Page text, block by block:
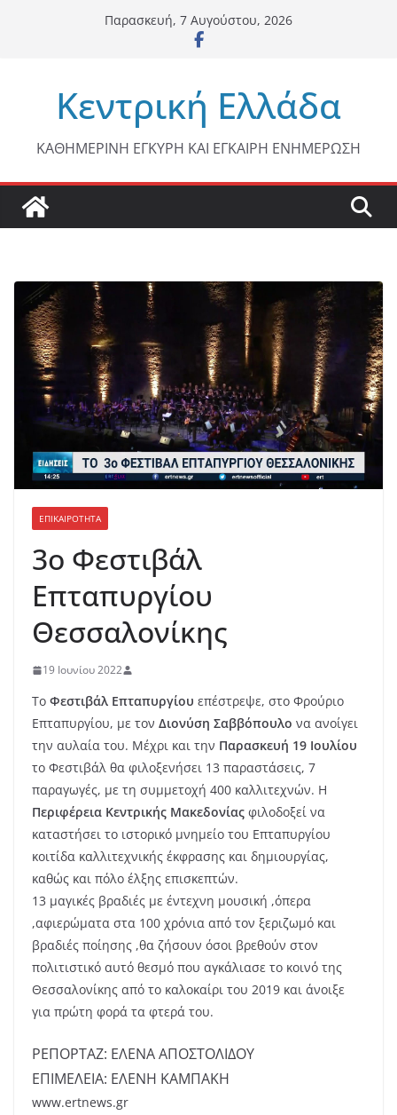
Παρασκευή, 7 Αυγούστου, 2026
Κεντρική Ελλάδα
ΚΑΘΗΜΕΡΙΝΗ ΕΓΚΥΡΗ ΚΑΙ ΕΓΚΑΙΡΗ ΕΝΗΜΕΡΩΣΗ
ΕΠΙΚΑΙΡΟΤΗΤΑ
3ο Φεστιβάλ
Επταπυργίου
Θεσσαλονίκης
19 Ιουνίου 2022
Το Φεστιβάλ Επταπυργίου επέστρεψε, στο Φρούριο
Επταπυργίου, με τον Διονύση Σαββόπουλο να ανοίγει
την αυλαία του. Μέχρι και την Παρασκευή 19 Ιουλίου
το Φεστιβάλ θα φιλοξενήσει 13 παραστάσεις, 7
παραγωγές, με τη συμμετοχή 400 καλλιτεχνών. Η
Περιφέρεια Κεντρικής Μακεδονίας φιλοδοξεί να
καταστήσει το ιστορικό μνημείο του Επταπυργίου
κοιτίδα καλλιτεχνικής έκφρασης και δημιουργίας,
καθώς και πόλο έλξης επισκεπτών.
13 μαγικές βραδιές με έντεχνη μουσική ,όπερα
,αφιερώματα στα 100 χρόνια από τον ξεριζωμό και
βραδιές ποίησης ,θα ζήσουν όσοι βρεθούν στον
πολιτιστικό αυτό θεσμό που αγκάλιασε το κοινό της
Θεσσαλονίκης από το καλοκαίρι του 2019 και άνοιξε
για πρώτη φορά τα φτερά του.
ΡΕΠΟΡΤΑΖ: ΕΛΕΝΑ ΑΠΟΣΤΟΛΙΔΟΥ
ΕΠΙΜΕΛΕΙΑ: ΕΛΕΝΗ ΚΑΜΠΑΚΗ
www.ertnews.gr